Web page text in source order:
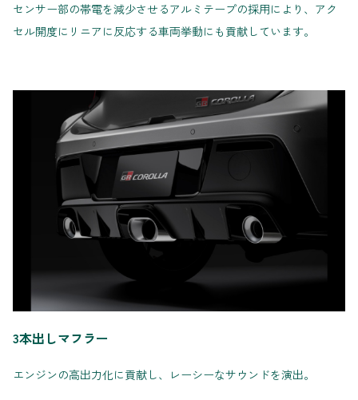
センサー部の帯電を減少させるアルミテープの採用により、アク
セル開度にリニアに反応する車両挙動にも貢献しています。
3本出しマフラー
エンジンの高出力化に貢献し、レーシーなサウンドを演出。